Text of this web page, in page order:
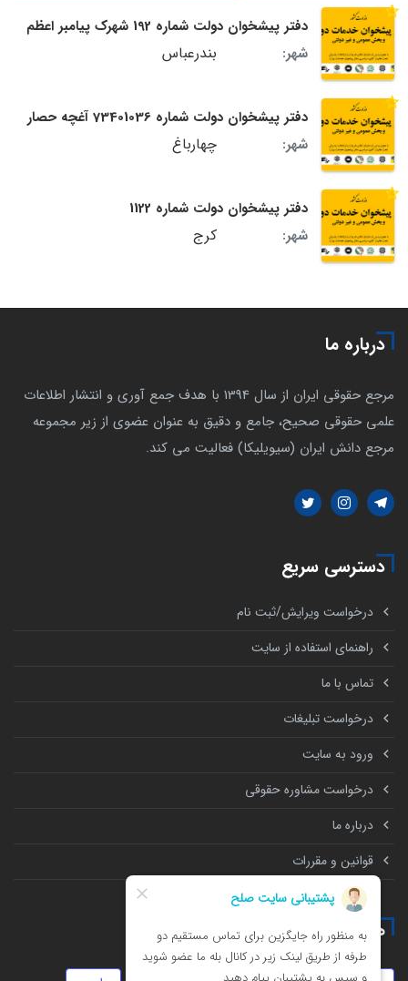
دفتر پیشخوان دولت شماره 192 شهرک پیامبر اعظم
شهر:
بندرعباس
دفتر پیشخوان دولت شماره 73401036 آغچه حصار
شهر:
چهارباغ
دفتر پیشخوان دولت شماره 1122
شهر:
کرج
درباره ما
مرجع حقوقی ایران از سال 1394 با هدف جمع آوری و انتشار اطلاعات
علمی حقوقی صحیح، جامع و دقیق به عنوان عضوی از زیر مجموعه
مرجع دانش ایران (سیویلیکا) فعالیت می کند.
دسترسی سریع
درخواست ویرایش/ثبت نام
راهنمای استفاده از سایت
تماس با ما
درخواست تبلیغات
ورود به سایت
درخواست مشاوره حقوقی
درباره ما
قوانین و مقررات
همه چیز درباره